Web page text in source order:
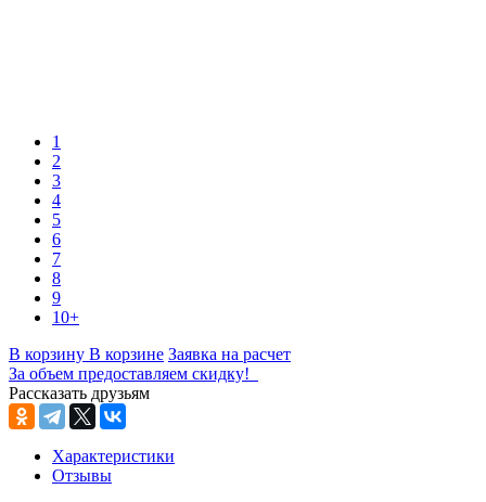
1
2
3
4
5
6
7
8
9
10+
В корзину В корзине Заявка на расчет
За объем предоставляем скидку!
Рассказать друзьям
Характеристики
Отзывы